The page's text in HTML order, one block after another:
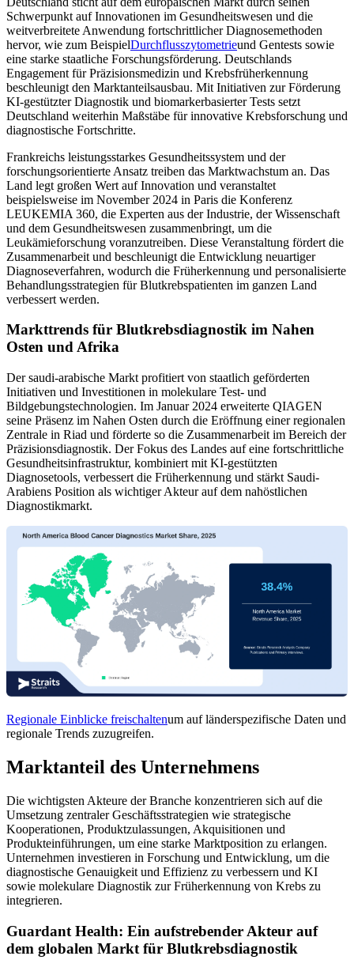
Schwerpunkt auf Innovationen im Gesundheitswesen und die
weitverbreitete Anwendung fortschrittlicher Diagnosemethoden
hervor, wie zum BeispielDurchflusszytometrieund Gentests sowie
eine starke staatliche Forschungsförderung. Deutschlands
Engagement für Präzisionsmedizin und Krebsfrüherkennung
beschleunigt den Marktanteilsausbau. Mit Initiativen zur Förderung
KI-gestützter Diagnostik und biomarkerbasierter Tests setzt
Deutschland weiterhin Maßstäbe für innovative Krebsforschung und
diagnostische Fortschritte.
Frankreichs leistungsstarkes Gesundheitssystem und der
forschungsorientierte Ansatz treiben das Marktwachstum an. Das
Land legt großen Wert auf Innovation und veranstaltet
beispielsweise im November 2024 in Paris die Konferenz
LEUKEMIA 360, die Experten aus der Industrie, der Wissenschaft
und dem Gesundheitswesen zusammenbringt, um die
Leukämieforschung voranzutreiben. Diese Veranstaltung fördert die
Zusammenarbeit und beschleunigt die Entwicklung neuartiger
Diagnoseverfahren, wodurch die Früherkennung und personalisierte
Behandlungsstrategien für Blutkrebspatienten im ganzen Land
verbessert werden.
Markttrends für Blutkrebsdiagnostik im Nahen
Osten und Afrika
Der saudi-arabische Markt profitiert von staatlich geförderten
Initiativen und Investitionen in molekulare Test- und
Bildgebungstechnologien. Im Januar 2024 erweiterte QIAGEN
seine Präsenz im Nahen Osten durch die Eröffnung einer regionalen
Zentrale in Riad und förderte so die Zusammenarbeit im Bereich der
Präzisionsdiagnostik. Der Fokus des Landes auf eine fortschrittliche
Gesundheitsinfrastruktur, kombiniert mit KI-gestützten
Diagnosetools, verbessert die Früherkennung und stärkt Saudi-
Arabiens Position als wichtiger Akteur auf dem nahöstlichen
Diagnostikmarkt.
Regionale Einblicke freischaltenum auf länderspezifische Daten und
regionale Trends zuzugreifen.
Marktanteil des Unternehmens
Die wichtigsten Akteure der Branche konzentrieren sich auf die
Umsetzung zentraler Geschäftsstrategien wie strategische
Kooperationen, Produktzulassungen, Akquisitionen und
Produkteinführungen, um eine starke Marktposition zu erlangen.
Unternehmen investieren in Forschung und Entwicklung, um die
diagnostische Genauigkeit und Effizienz zu verbessern und KI
sowie molekulare Diagnostik zur Früherkennung von Krebs zu
integrieren.
Guardant Health: Ein aufstrebender Akteur auf
dem globalen Markt für Blutkrebsdiagnostik